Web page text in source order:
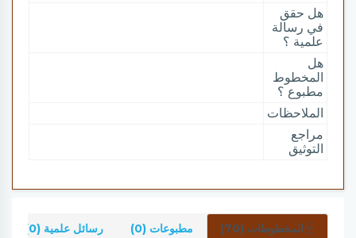
هل حقق
في رسالة
علمية ؟
هل
المخطوط
مطبوع ؟
الملاحظات
مراجع
التوثيق
المخطوطات (70) مطبوعات (0) رسائل علمية (0)